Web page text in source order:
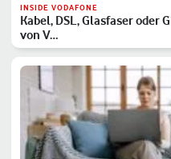
INSIDE VODAFONE
Kabel, DSL, Glasfaser oder
von V…